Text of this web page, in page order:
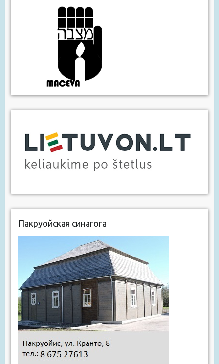
Пакруойская синагога